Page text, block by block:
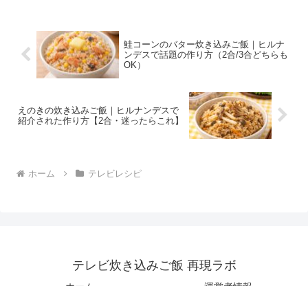
鮭コーンのバター炊き込みご飯｜ヒルナ
ンデスで話題の作り方（2合/3合どちらも
OK）
えのきの炊き込みご飯｜ヒルナンデスで
紹介された作り方【2合・迷ったらこれ】
ホーム テレビレシピ
テレビ炊き込みご飯 再現ラボ